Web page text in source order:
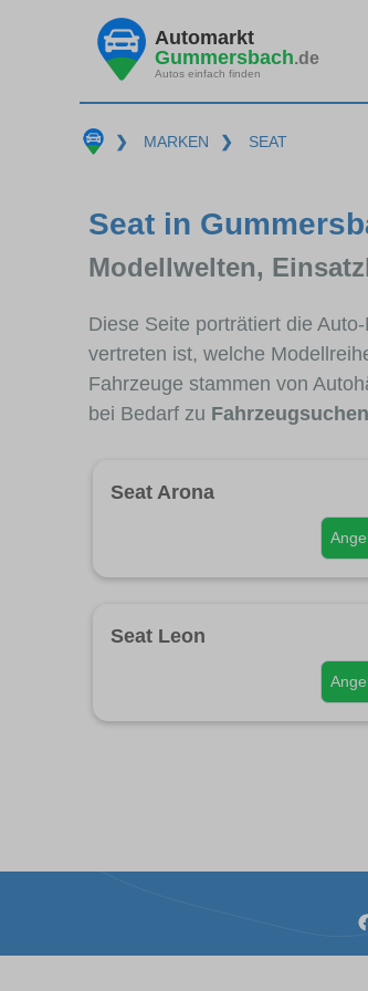
Automarkt
Gummersbach.de
Autos einfach finden
❯ MARKEN ❯ SEAT
Seat in
Modellwelten,
Diese Seite porträtiert die
vertreten ist, welche
Fahrzeuge stammen von
bei Bedarf zu
Seat Arona
Seat Leon